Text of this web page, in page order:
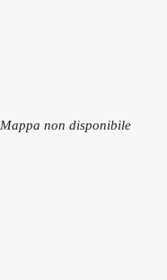
Mappa non disponibile